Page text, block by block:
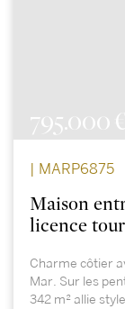
795.000
| MARP6875
Maison
licence
Charme côtier
Mar. Sur les
342 m² allie